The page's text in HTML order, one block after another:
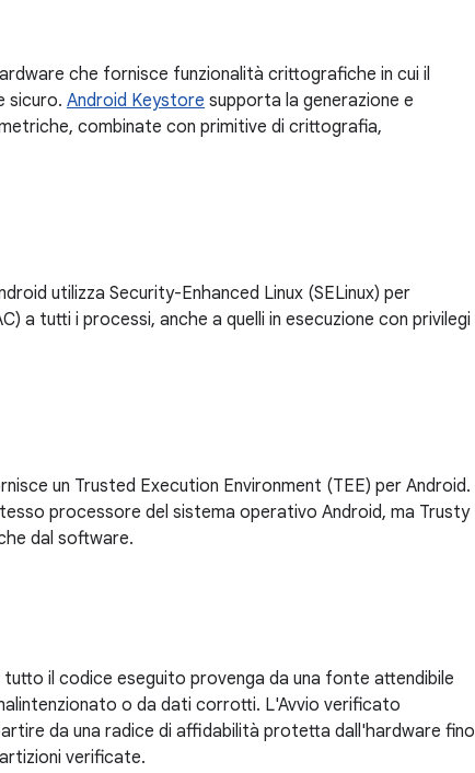
che fornisce funzionalità crittografiche in cui il
sicuro. Android Keystore supporta la generazione e
combinate con primitive di crittografia,
utilizza Security-Enhanced Linux (SELinux) per
a tutti i processi, anche a quelli in esecuzione con privilegi
un Trusted Execution Environment (TEE) per Android.
processore del sistema operativo Android, ma Trusty
dal software.
il codice eseguito provenga da una fonte attendibile
o da dati corrotti. L'Avvio verificato
da una radice di affidabilità protetta dall'hardware fino
verificate.